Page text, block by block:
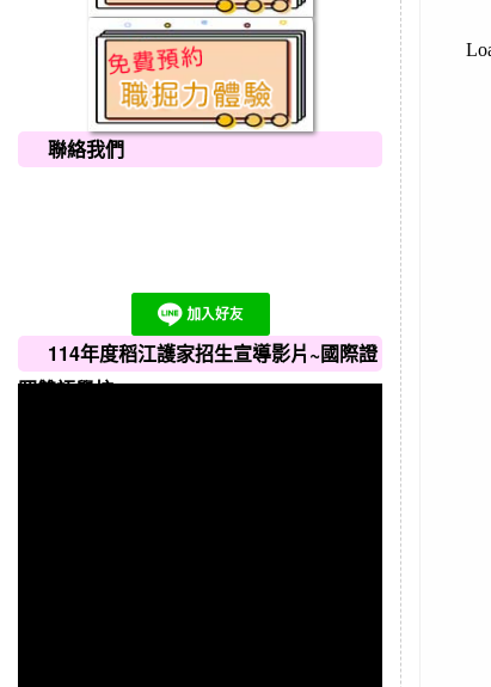
聯絡我們
114年度稻江護家招生宣導影片~國際證
照雙語學校